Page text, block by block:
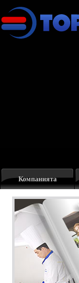
Компанията